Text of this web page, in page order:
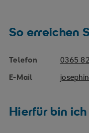
So erreichen
Telefon
0365
E-Mail
Hierfür bin